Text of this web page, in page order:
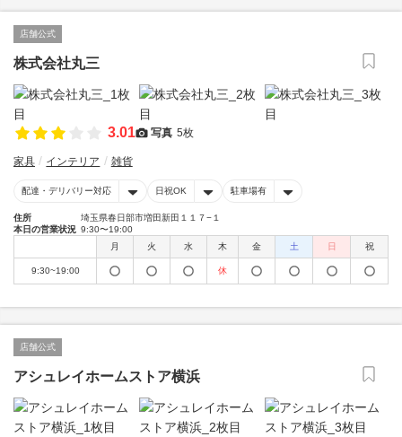
店舗公式
株式会社丸三
3.01 写真 5枚
家具 インテリア 雑貨
配達・デリバリー対応 日祝OK 駐車場有
住所
埼玉県春日部市増田新田１１７−１
本日の営業状況 9:30〜19:00
月
火 水 木 金 土 日 祝
9:30~19:00 休
店舗公式
アシュレイホームストア横浜